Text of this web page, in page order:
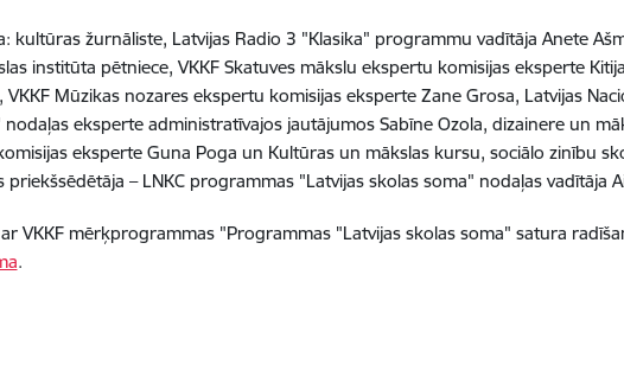
kultūras žurnāliste, Latvijas Radio 3 "Klasika" programmu vadītāja Anete
institūta pētniece, VKKF Skatuves mākslu ekspertu komisijas eksperte
Mūzikas nozares ekspertu komisijas eksperte Zane Grosa, Latvijas
eksperte administratīvajos jautājumos Sabīne Ozola, dizainere un
eksperte Guna Poga un Kultūras un mākslas kursu, sociālo zinību
– LNKC programmas "Latvijas skolas soma" nodaļas vadītāja
VKKF mērķprogrammas "Programmas "Latvijas skolas soma" satura
.